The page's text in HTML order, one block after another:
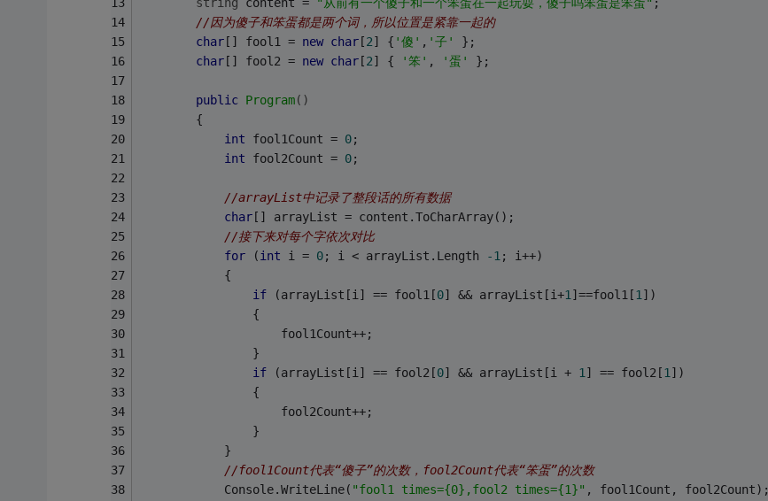
//因为傻子和笨蛋都是两个词，所以位置是紧靠一起的
char[] fool1 = new char[2] { '傻' , '子'
};
char[] fool2 = new char[2] { '笨' , '蛋' };
public Program()
        {
int fool1Count = 0;
int fool2Count = 0;
//arrayList中记录了整段话的所有数据
char[] arrayList = content.ToCharArray();
//接下来对每个字依次对比
for (int i = 0; i < arrayList.Length -1 ; i++)
            {
if (arrayList[i] == fool1[0] && arrayList[i+1 ]==fool1[1 ])
                {
                    fool1Count++;
                }
if (arrayList[i] == fool2[0] && arrayList[i + 1 ] == fool2[1 ])
                {
                    fool2Count++;
                }
            }
//fool1Count代表“傻子”的次数，fool2Count代表“笨蛋”的次数
            Console.WriteLine(
"fool1 times={0},fool2 times={1}" , fool1Count, fool2Count);